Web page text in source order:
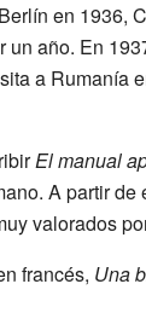
en 1936,
un año. En
a Rumanía
El manual
A partir
valorados
francés, Una